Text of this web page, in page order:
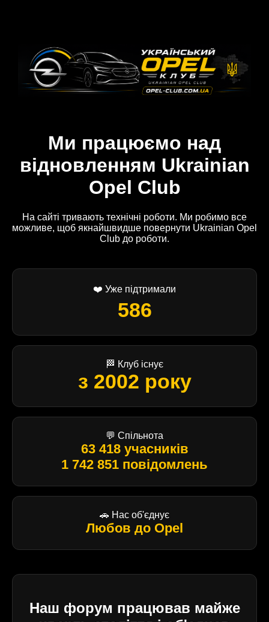
Ми працюємо над
відновленням Ukrainian
Opel Club
На сайті тривають технічні роботи. Ми робимо все
можливе, щоб якнайшвидше повернути Ukrainian Opel
Club до роботи.
❤️ Уже підтримали
586
🏁 Клуб існує
з 2002 року
💬 Спільнота
63 418 учасників
1 742 851 повідомлень
🚗 Нас об'єднує
Любов до Opel
Наш форум працював майже